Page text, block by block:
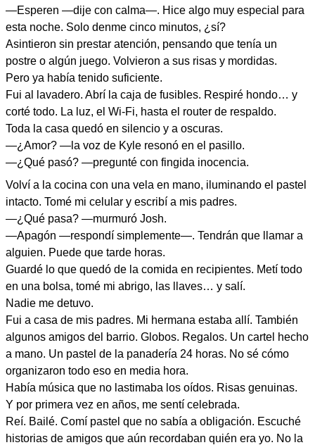
—Esperen —dije con calma—. Hice algo muy especial para
esta noche. Solo denme cinco minutos, ¿sí?
Asintieron sin prestar atención, pensando que tenía un
postre o algún juego. Volvieron a sus risas y mordidas.
Pero ya había tenido suficiente.
Fui al lavadero. Abrí la caja de fusibles. Respiré hondo… y
corté todo. La luz, el Wi-Fi, hasta el router de respaldo.
Toda la casa quedó en silencio y a oscuras.
—¿Amor? —la voz de Kyle resonó en el pasillo.
—¿Qué pasó? —pregunté con fingida inocencia.
Volví a la cocina con una vela en mano, iluminando el pastel
intacto. Tomé mi celular y escribí a mis padres.
—¿Qué pasa? —murmuró Josh.
—Apagón —respondí simplemente—. Tendrán que llamar a
alguien. Puede que tarde horas.
Guardé lo que quedó de la comida en recipientes. Metí todo
en una bolsa, tomé mi abrigo, las llaves… y salí.
Nadie me detuvo.
Fui a casa de mis padres. Mi hermana estaba allí. También
algunos amigos del barrio. Globos. Regalos. Un cartel hecho
a mano. Un pastel de la panadería 24 horas. No sé cómo
organizaron todo eso en media hora.
Había música que no lastimaba los oídos. Risas genuinas.
Y por primera vez en años, me sentí celebrada.
Reí. Bailé. Comí pastel que no sabía a obligación. Escuché
historias de amigos que aún recordaban quién era yo. No la